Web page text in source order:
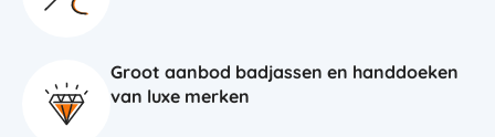
Groot aanbod badjassen en handdoeken
van luxe merken